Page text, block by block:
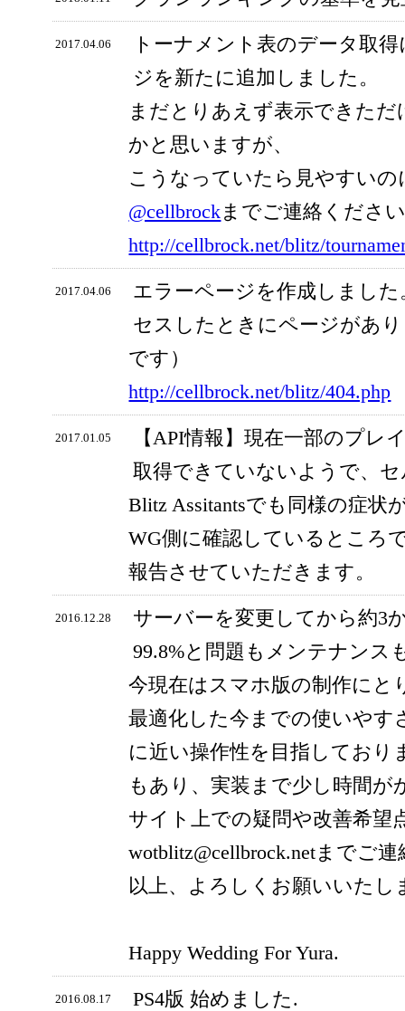
2017.04.06
トーナメント表のデータ取
ジを新たに追加しました。
まだとりあえず表示できた
かと思いますが、
こうなっていたら見やすい
@cellbrockまでご連絡くださ
http://cellbrock.net/blitz/
2017.04.06
エラーページを作成しまし
セスしたときにページがあ
です）
http://cellbrock.net/blitz/404.php
2017.01.05
【API情報】現在一部のプレ
取得できていないようで、
Blitz Assitantsでも同様の症状
WG側に確認しているところ
報告させていただきます。
2016.12.28
サーバーを変更してから約3
99.8%と問題もメンテナンス
今現在はスマホ版の制作に
最適化した今までの使いや
に近い操作性を目指しており
もあり、実装まで少し時間が
サイト上での疑問や改善希望
wotblitz@cellbrock.netまでご
以上、よろしくお願いいたし
Happy Wedding For Yura.
2016.08.17
PS4版 始めました.